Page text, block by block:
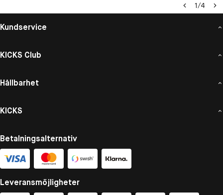
1/4
Kundservice
KICKS Club
Hållbarhet
KICKS
Betalningsalternativ
Leveransmöjligheter